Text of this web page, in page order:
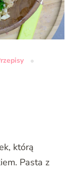
którą
Pasta z